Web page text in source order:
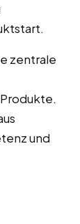
zentrale
und